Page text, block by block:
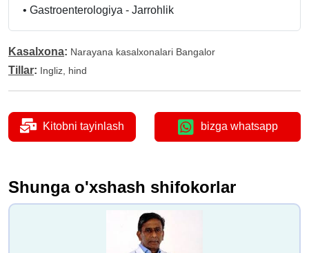
• Gastroenterologiya - Jarrohlik
Kasalxona: Narayana kasalxonalari Bangalor
Tillar: Ingliz, hind
Kitobni tayinlash bizga whatsapp
Shunga o'xshash shifokorlar